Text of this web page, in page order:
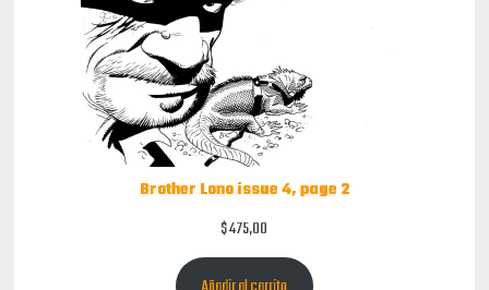
Brother Lono issue 4, page 2
$475,00